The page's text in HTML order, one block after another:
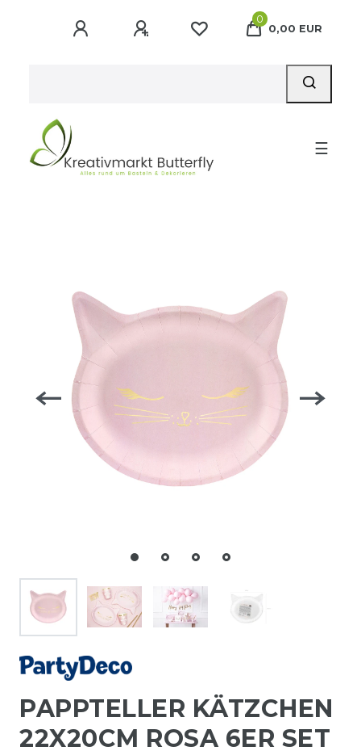
0
0,00 EUR
☰
PAPPTELLER KÄTZCHEN
22X20CM ROSA 6ER SET